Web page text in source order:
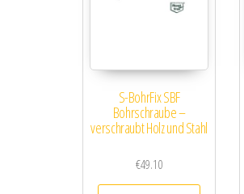
S-BohrFix SBF
Bohrschraube –
verschraubt Holz und Stahl
€49.10